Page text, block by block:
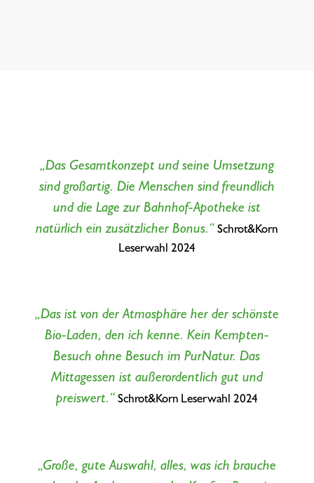
„Das Gesamtkonzept und seine Umsetzung
sind großartig. Die Menschen sind freundlich
und die Lage zur Bahnhof-Apotheke ist
natürlich ein zusätzlicher Bonus.“Schrot&Korn
Leserwahl 2024
„Das ist von der Atmosphäre her der schönste
Bio-Laden, den ich kenne. Kein Kempten-
Besuch ohne Besuch im PurNatur. Das
Mittagessen ist außerordentlich gut und
preiswert.“Schrot&Korn Leserwahl 2024
„Große, gute Auswahl, alles, was ich brauche